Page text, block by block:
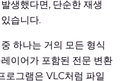
생했다면, 단순한 재생
습니다.
하나는 거의 모든 형식
이어가 포함된 전문 변환
로그램은 VLC처럼 파일